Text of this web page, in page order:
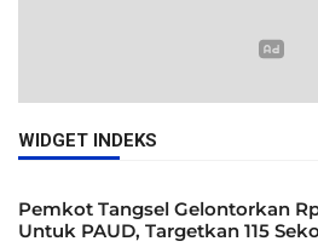
WIDGET INDEKS
Pemkot Tangsel Gelontorkan
Untuk PAUD, Targetkan 115